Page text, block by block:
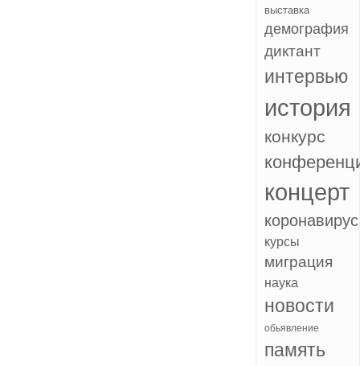
выставка
демография
диктант
интервью
история
конкурс
концерт
коронавирус
курсы
миграция
наука
новости
обьявление
память